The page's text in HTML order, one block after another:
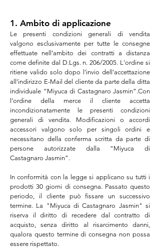
1. Ambito di applicazione
Le presenti condizioni generali di vendita
valgono esclusivamente per tutte le consegne
effettuate nell’ambito dei contratti a distanza
come definite dal D.Lgs. n. 206/2005. L'ordine si
ritiene valido solo dopo l’invio dell'accettazione
all’indirizzo E-Mail del cliente da parte della ditta
individuale “Miyuca di Castagnaro Jasmin”.Con
l’ordine della merce il cliente accetta
incondizionatamente le presenti condizioni
generali di vendita. Modificazioni o accordi
accessori valgono solo per singoli ordini e
necessitano della conferma scritta da parte di
persone autorizzate dalla “Miyuca di
Castagnaro Jasmin”.
In conformità con la legge si applicano su tutti i
prodotti 30 giorni di consegna. Passato questo
periodo, il cliente può fissare un successivo
termine. La "Miyuca diCastagnaro Jasmin" si
riserva il diritto di recedere dal contratto di
acquisto, senza diritto al risarcimento danni,
qualora questo termine di consegna non possa
essere rispettato.